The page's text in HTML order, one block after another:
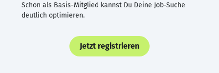
Schon als Basis-Mitglied kannst Du Deine Job-Suche
deutlich optimieren.
Jetzt registrieren